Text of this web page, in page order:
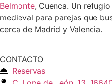
Belmonte, Cuenca. Un
medieval para parejas que
cerca de Madrid y Valencia.
CONTACTO
Reservas